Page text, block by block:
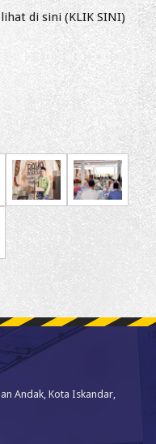
di sini (KLIK SINI)
Andak, Kota Iskandar,